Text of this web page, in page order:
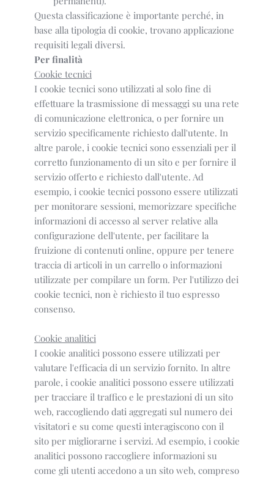
Questa classificazione è importante perché, in
base alla tipologia di cookie, trovano applicazione
requisiti legali diversi.
Per finalità
Cookie tecnici
I cookie tecnici sono utilizzati al solo fine di
effettuare la trasmissione di messaggi su una rete
di comunicazione elettronica, o per fornire un
servizio specificamente richiesto dall'utente. In
altre parole, i cookie tecnici sono essenziali per il
corretto funzionamento di un sito e per fornire il
servizio offerto e richiesto dall'utente. Ad
esempio, i cookie tecnici possono essere utilizzati
per monitorare sessioni, memorizzare specifiche
informazioni di accesso al server relative alla
configurazione dell'utente, per facilitare la
fruizione di contenuti online, oppure per tenere
traccia di articoli in un carrello o informazioni
utilizzate per compilare un form. Per l'utilizzo dei
cookie tecnici, non è richiesto il tuo espresso
consenso.
Cookie analitici
I cookie analitici possono essere utilizzati per
valutare l'efficacia di un servizio fornito. In altre
parole, i cookie analitici possono essere utilizzati
per tracciare il traffico e le prestazioni di un sito
web, raccogliendo dati aggregati sul numero dei
visitatori e su come questi interagiscono con il
sito per migliorarne i servizi. Ad esempio, i cookie
analitici possono raccogliere informazioni su
come gli utenti accedono a un sito web, compreso